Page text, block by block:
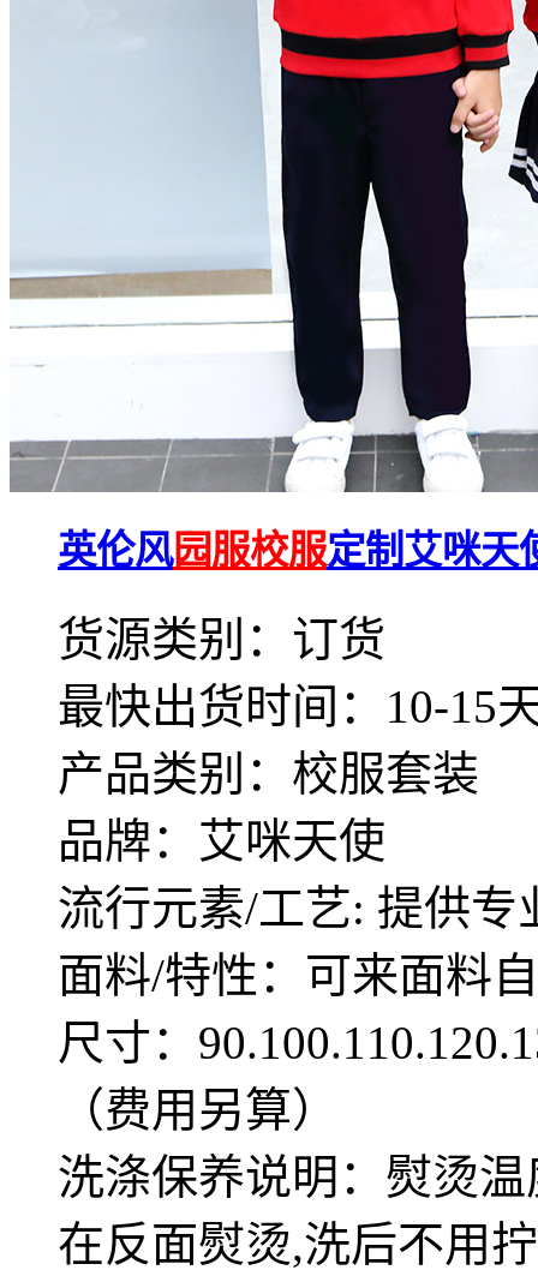
英伦风园服校服定制艾咪天
货源类别：订货
最快出货时间：10-15
产品类别：校服套装
品牌：艾咪天使
流行元素/工艺: 提供专
面料/特性：可来面料
尺寸：
（费用另算）
洗涤保养说明：熨烫
在反面熨烫,洗后不用